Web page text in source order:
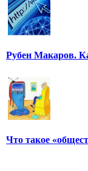
Рубен Макаров.
Что такое